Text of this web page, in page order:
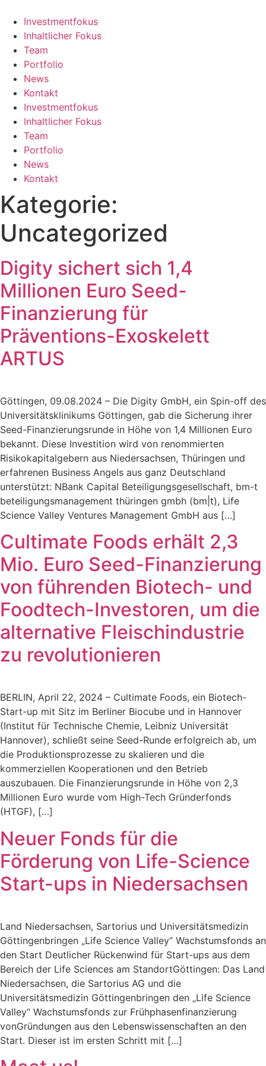
Inhalt
wechseln
Investmentfokus
Inhaltlicher Fokus
Team
Portfolio
News
Kontakt
Investmentfokus
Inhaltlicher Fokus
Team
Portfolio
News
Kontakt
Kategorie:
Uncategorized
Digity sichert sich 1,4
Millionen Euro Seed-
Finanzierung für
Präventions-Exoskelett
ARTUS
Göttingen, 09.08.2024 – Die Digity GmbH, ein Spin-off des
Universitätsklinikums Göttingen, gab die Sicherung ihrer
Seed-Finanzierungsrunde in Höhe von 1,4 Millionen Euro
bekannt. Diese Investition wird von renommierten
Risikokapitalgebern aus Niedersachsen, Thüringen und
erfahrenen Business Angels aus ganz Deutschland
unterstützt: NBank Capital Beteiligungsgesellschaft, bm-t
beteiligungsmanagement thüringen gmbh (bm|t), Life
Science Valley Ventures Management GmbH aus […]
Cultimate Foods erhält 2,3
Mio. Euro Seed-Finanzierung
von führenden Biotech- und
Foodtech-Investoren, um die
alternative Fleischindustrie
zu revolutionieren
BERLIN, April 22, 2024 – Cultimate Foods, ein Biotech-
Start-up mit Sitz im Berliner Biocube und in Hannover
(Institut für Technische Chemie, Leibniz Universität
Hannover), schließt seine Seed-Runde erfolgreich ab, um
die Produktionsprozesse zu skalieren und die
kommerziellen Kooperationen und den Betrieb
auszubauen. Die Finanzierungsrunde in Höhe von 2,3
Millionen Euro wurde vom High-Tech Gründerfonds
(HTGF), […]
Neuer Fonds für die
Förderung von Life-Science
Start-ups in Niedersachsen
Land Niedersachsen, Sartorius und Universitätsmedizin
Göttingenbringen „Life Science Valley“ Wachstumsfonds an
den Start Deutlicher Rückenwind für Start-ups aus dem
Bereich der Life Sciences am StandortGöttingen: Das Land
Niedersachsen, die Sartorius AG und die
Universitätsmedizin Göttingenbringen den „Life Science
Valley“ Wachstumsfonds zur Frühphasenfinanzierung
vonGründungen aus den Lebenswissenschaften an den
Start. Dieser ist im ersten Schritt mit […]